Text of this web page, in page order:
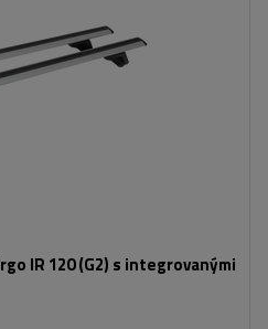
IR 120 (G2) s integrovanými